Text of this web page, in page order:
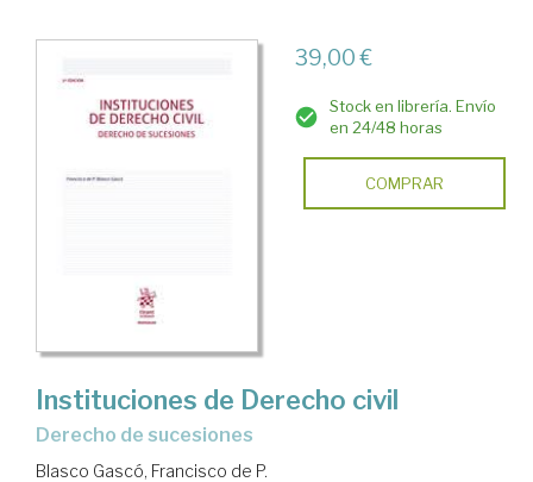
39,00 €
Stock en librería. Envío
en 24/48 horas
COMPRAR
Instituciones de Derecho civil
Derecho de sucesiones
Blasco Gascó, Francisco de P.